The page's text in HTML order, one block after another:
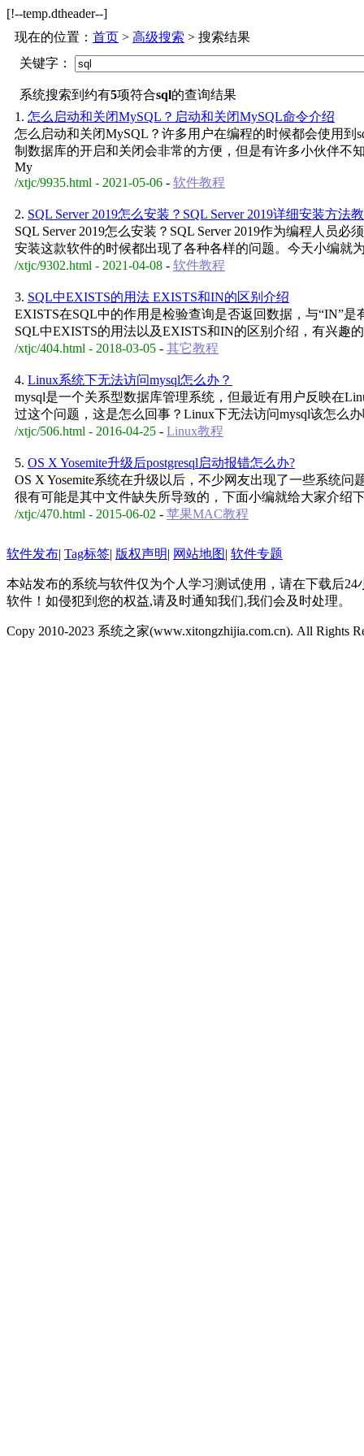
[!--temp.dtheader--]
现在的位置： 首页 > 高级搜索 > 搜索结果
关键字：
系统搜索到约有5项符合sql的查询结果
1. 怎么启动和关闭MySQL？启动和关闭MySQL命令介绍
怎么启动和关闭MySQL？许多用户在编程的时候都会使用
制数据库的开启和关闭会非常的方便，但是有许多小伙伴不
My
/xtjc/9935.html - 2021-05-06 - 软件教程
2. SQL Server 2019怎么安装？SQL Server 2019详细安装方法
SQL Server 2019怎么安装？SQL Server 2019作为编程人员
安装这款软件的时候都出现了各种各样的问题。今天小编就
/xtjc/9302.html - 2021-04-08 - 软件教程
3. SQL中EXISTS的用法 EXISTS和IN的区别介绍
EXISTS在SQL中的作用是检验查询是否返回数据，与“IN”
SQL中EXISTS的用法以及EXISTS和IN的区别介绍，有兴趣
/xtjc/404.html - 2018-03-05 - 其它教程
4. Linux系统下无法访问mysql怎么办？
mysql是一个关系型数据库管理系统，但最近有用户反映在
过这个问题，这是怎么回事？Linux下无法访问mysql该怎么
/xtjc/506.html - 2016-04-25 - Linux教程
5. OS X Yosemite升级后postgresql启动报错怎么办?
OS X Yosemite系统在升级以后，不少网友出现了一些系统问
很有可能是其中文件缺失所导致的，下面小编就给大家介绍下
/xtjc/470.html - 2015-06-02 - 苹果MAC教程
软件发布| Tag标签| 版权声明| 网站地图| 软件专题
本站发布的系统与软件仅为个人学习测试使用，请在下载后
软件！如侵犯到您的权益,请及时通知我们,我们会及时处理。
Copy 2010-2023 系统之家(www.xitongzhijia.com.cn). All Rights